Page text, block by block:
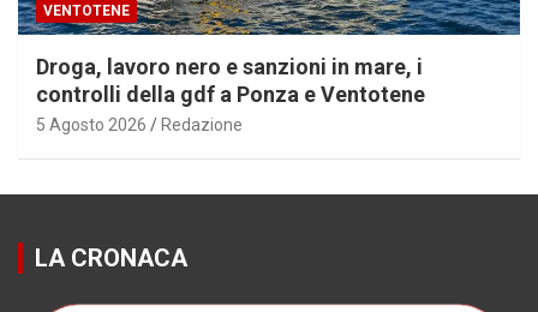
VENTOTENE
Droga, lavoro nero e sanzioni in mare, i
controlli della gdf a Ponza e Ventotene
5 Agosto 2026 Redazione
LA CRONACA